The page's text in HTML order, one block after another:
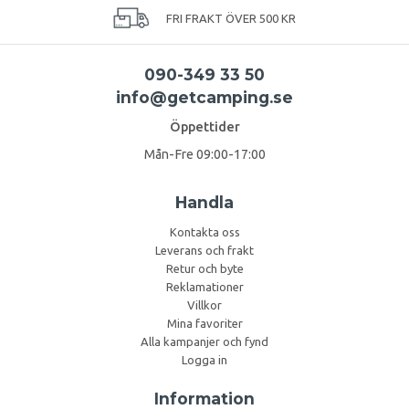
FRI FRAKT ÖVER 500 KR
090-349 33 50
info@getcamping.se
Öppettider
Mån-Fre 09:00-17:00
Handla
Kontakta oss
Leverans och frakt
Retur och byte
Reklamationer
Villkor
Mina favoriter
Alla kampanjer och fynd
Logga in
Information